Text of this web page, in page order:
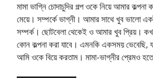
মামা ভাগ্নি চোদাচুদির গল্প ওকে নিয়ে আমার
মেয়ে। সম্পর্কে ভাগ্নী। আমার সাথে খুব ভালো
সম্পর্ক। ছোটবেলা থেকেই ও আমার খুব প্রিয়।
কোন কল্পনা করা যাবে। এমনকি একসময় ভেবেছি,
আমি ওকে বিয়ে করতাম। মামা-ভাগ্নীর প্রেমও